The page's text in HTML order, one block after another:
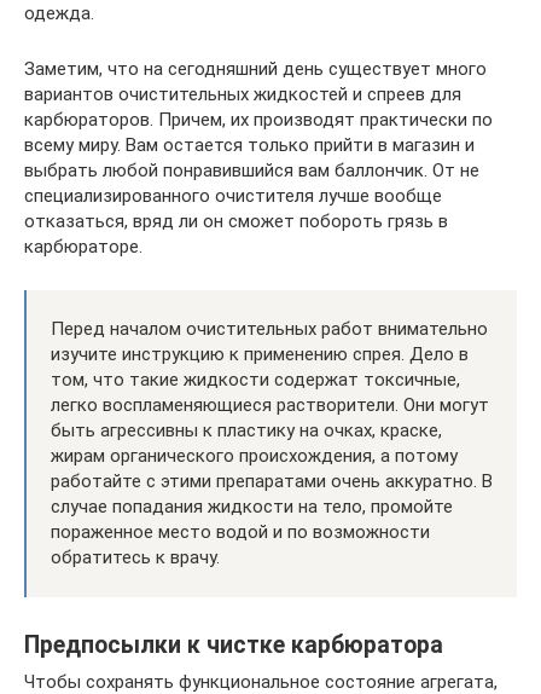
одежда.
Заметим, что на сегодняшний день существует много
вариантов очистительных жидкостей и спреев для
карбюраторов. Причем, их производят практически по
всему миру. Вам остается только прийти в магазин и
выбрать любой понравившийся вам баллончик. От не
специализированного очистителя лучше вообще
отказаться, вряд ли он сможет побороть грязь в
карбюраторе.
Перед началом очистительных работ внимательно
изучите инструкцию к применению спрея. Дело в
том, что такие жидкости содержат токсичные,
легко воспламеняющиеся растворители. Они могут
быть агрессивны к пластику на очках, краске,
жирам органического происхождения, а потому
работайте с этими препаратами очень аккуратно. В
случае попадания жидкости на тело, промойте
пораженное место водой и по возможности
обратитесь к врачу.
Предпосылки к чистке карбюратора
Чтобы сохранять функциональное состояние агрегата,